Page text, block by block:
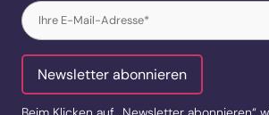
E-
Mail(erforderlich)
Newsletter abonnieren